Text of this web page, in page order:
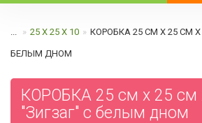
... 25 Х 25 Х 10 КОРОБКА 25 СМ Х 25 СМ
БЕЛЫМ ДНОМ
КОРОБКА 25 см х 25 см
"Зигзаг" c белым дном